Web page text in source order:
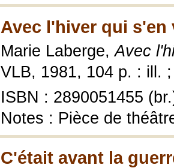
Avec l'hiver qui s'en
Marie Laberge,Avec
VLB, 1981, 104 p. : ill.
ISBN : 2890051455
Notes : Pièce de
C'était avant la